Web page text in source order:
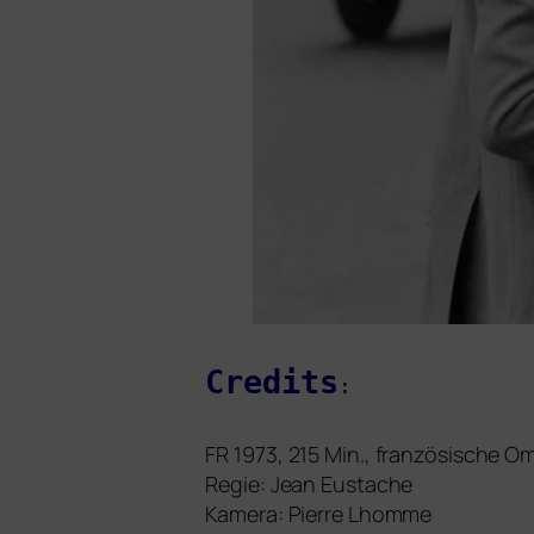
Credits :
FR 1973, 215 Min., fran­zö­si­sche
Regie: Jean Eustache
Kamera: Pierre Lhomme